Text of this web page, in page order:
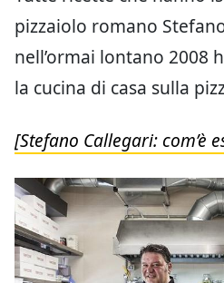
pizzaiolo romano
nell’ormai lontano 2008
la cucina di casa sulla
[Stefano Callegari: com’è